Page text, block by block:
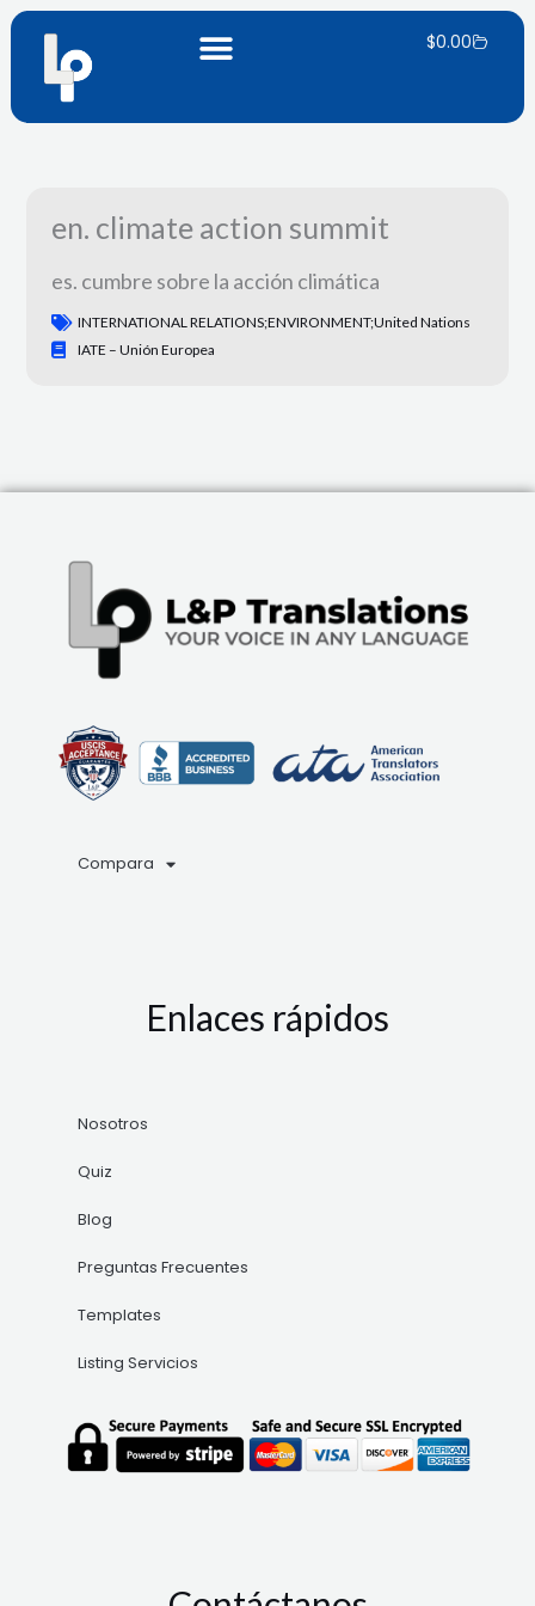
contenido
$0.00Carrito
en. climate action summit
es. cumbre sobre la acción climática
INTERNATIONAL RELATIONS;ENVIRONMENT;United Nations
IATE – Unión Europea
Compara
Enlaces rápidos
Nosotros
Quiz
Blog
Preguntas Frecuentes
Templates
Listing Servicios